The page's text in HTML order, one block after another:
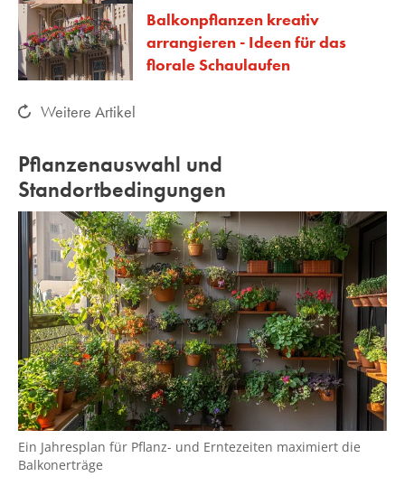
Balkonpflanzen kreativ
arrangieren - Ideen für das
florale Schaulaufen
Weitere Artikel
Pflanzenauswahl und
Standortbedingungen
Ein Jahresplan für Pflanz- und Erntezeiten maximiert die
Balkonerträge